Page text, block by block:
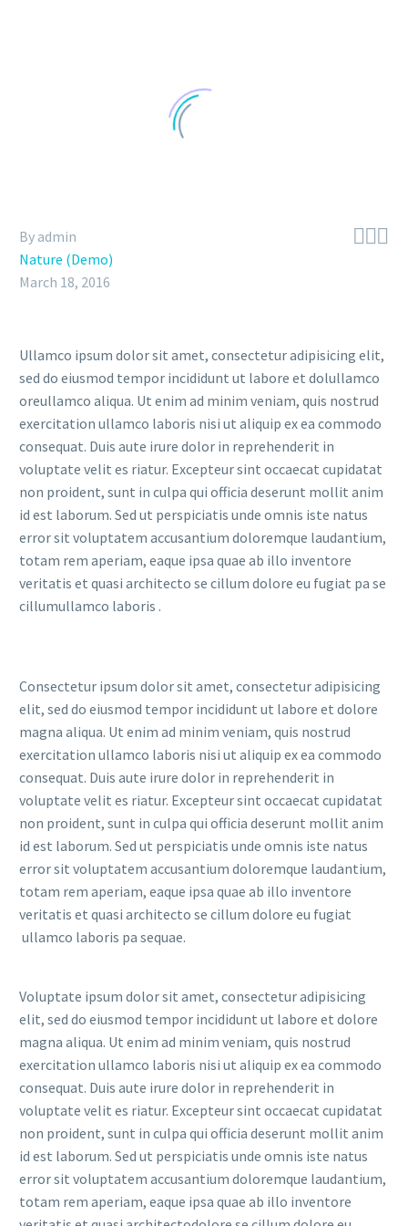

By admin
Nature (Demo)
March 18, 2016
Ullamco ipsum dolor sit amet, consectetur adipisicing elit,
sed do eiusmod tempor incididunt ut labore et dolullamco
oreullamco aliqua. Ut enim ad minim veniam, quis nostrud
exercitation ullamco laboris nisi ut aliquip ex ea commodo
consequat. Duis aute irure dolor in reprehenderit in
voluptate velit es riatur. Excepteur sint occaecat cupidatat
non proident, sunt in culpa qui officia deserunt mollit anim
id est laborum. Sed ut perspiciatis unde omnis iste natus
error sit voluptatem accusantium doloremque laudantium,
totam rem aperiam, eaque ipsa quae ab illo inventore
veritatis et quasi architecto se cillum dolore eu fugiat pa se
cillumullamco laboris .
Consectetur ipsum dolor sit amet, consectetur adipisicing
elit, sed do eiusmod tempor incididunt ut labore et dolore
magna aliqua. Ut enim ad minim veniam, quis nostrud
exercitation ullamco laboris nisi ut aliquip ex ea commodo
consequat. Duis aute irure dolor in reprehenderit in
voluptate velit es riatur. Excepteur sint occaecat cupidatat
non proident, sunt in culpa qui officia deserunt mollit anim
id est laborum. Sed ut perspiciatis unde omnis iste natus
error sit voluptatem accusantium doloremque laudantium,
totam rem aperiam, eaque ipsa quae ab illo inventore
veritatis et quasi architecto se cillum dolore eu fugiat
ullamco laboris pa sequae.
Voluptate ipsum dolor sit amet, consectetur adipisicing
elit, sed do eiusmod tempor incididunt ut labore et dolore
magna aliqua. Ut enim ad minim veniam, quis nostrud
exercitation ullamco laboris nisi ut aliquip ex ea commodo
consequat. Duis aute irure dolor in reprehenderit in
voluptate velit es riatur. Excepteur sint occaecat cupidatat
non proident, sunt in culpa qui officia deserunt mollit anim
id est laborum. Sed ut perspiciatis unde omnis iste natus
error sit voluptatem accusantium doloremque laudantium,
totam rem aperiam, eaque ipsa quae ab illo inventore